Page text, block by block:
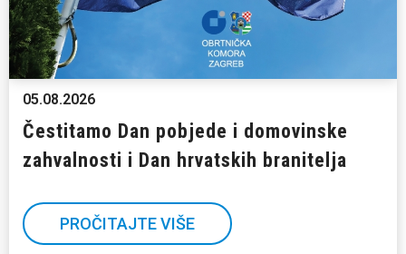
05.08.2026
Čestitamo Dan pobjede i domovinske
zahvalnosti i Dan hrvatskih branitelja
PROČITAJTE VIŠE